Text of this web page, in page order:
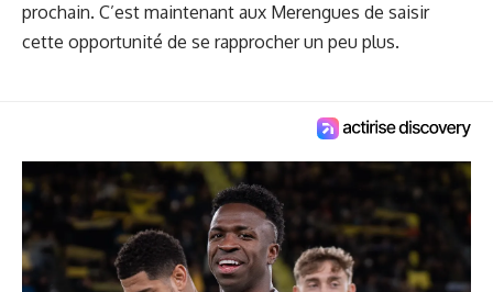
prochain. C’est maintenant aux Merengues de saisir
cette opportunité de se rapprocher un peu plus.